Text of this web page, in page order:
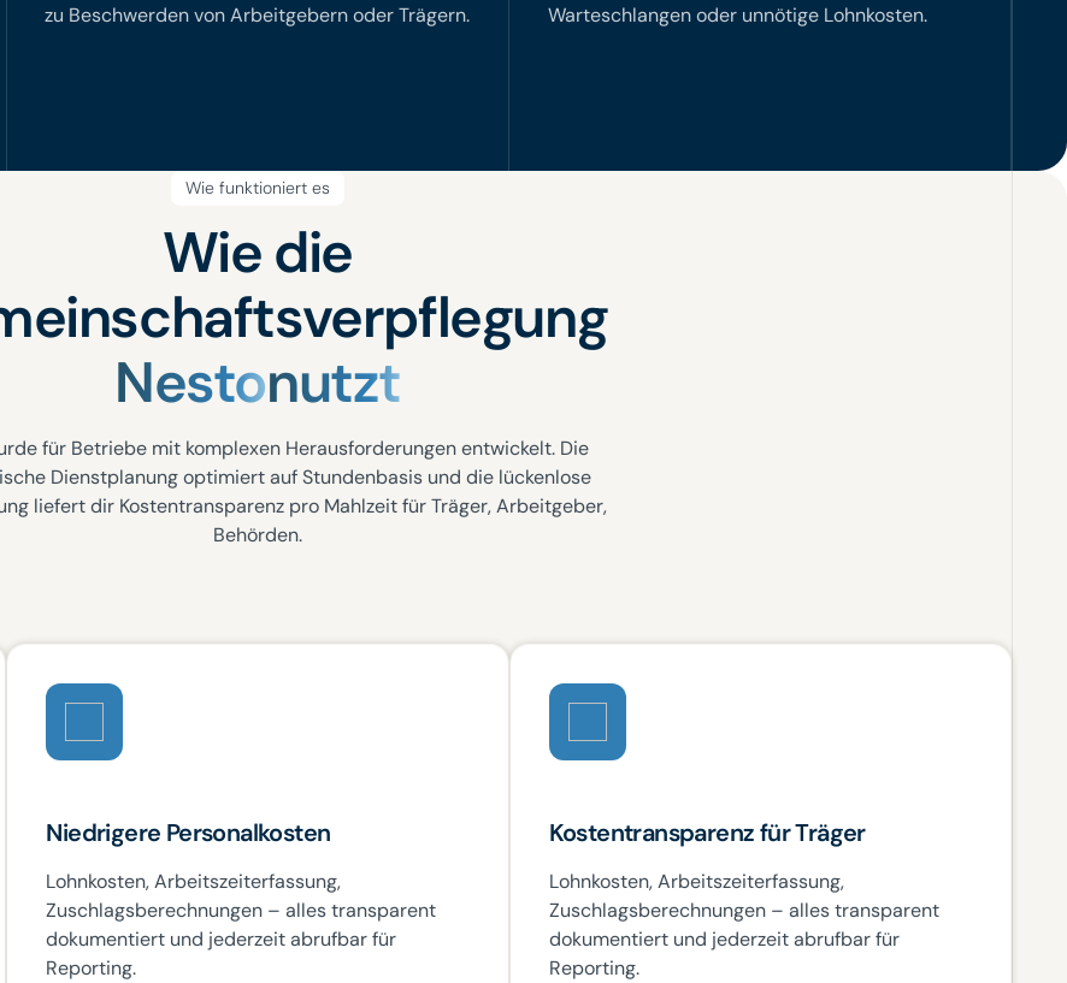
zu Beschwerden von Arbeitgebern oder Trägern.
Warteschlangen oder unnötige Lohnkosten.
Wie funktioniert es
Wie die
Nestonutzt
für Betriebe mit komplexen Herausforderungen entwickelt. Die
Dienstplanung optimiert auf Stundenbasis und die lückenlose
liefert dir Kostentransparenz pro Mahlzeit für Träger, Arbeitgeber,
Behörden.
Niedrigere Personalkosten
Lohnkosten, Arbeitszeiterfassung,
Zuschlagsberechnungen – alles transparent
dokumentiert und jederzeit abrufbar für
Reporting.
Kostentransparenz für Träger
Lohnkosten, Arbeitszeiterfassung,
Zuschlagsberechnungen – alles transparent
dokumentiert und jederzeit abrufbar für
Reporting.